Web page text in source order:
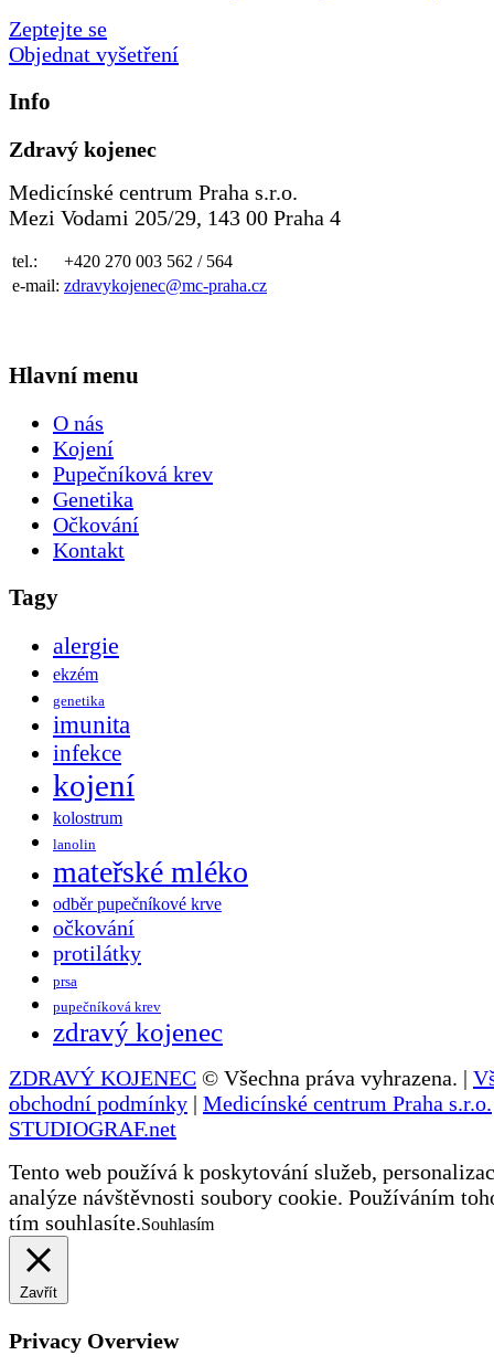
Zeptejte se
Objednat vyšetření
Info
Zdravý kojenec
Medicínské centrum Praha s.r.o.
Mezi Vodami 205/29, 143 00 Praha 4
tel.:
+420 270 003 562 / 564
e-mail: zdravykojenec@mc-praha.cz
Hlavní menu
O nás
Kojení
Pupečníková krev
Genetika
Očkování
Kontakt
Tagy
alergie
ekzém
genetika
imunita
infekce
kojení
kolostrum
lanolin
mateřské mléko
odběr pupečníkové krve
očkování
protilátky
prsa
pupečníková krev
zdravý kojenec
ZDRAVÝ KOJENEC © Všechna práva vyhrazena. |
obchodní podmínky | Medicínské centrum Praha s.r.o.
STUDIOGRAF.net
Tento web používá k poskytování služeb,
analýze návštěvnosti soubory cookie. Používáním
tím souhlasíte.Souhlasím
Zavřít
Privacy Overview